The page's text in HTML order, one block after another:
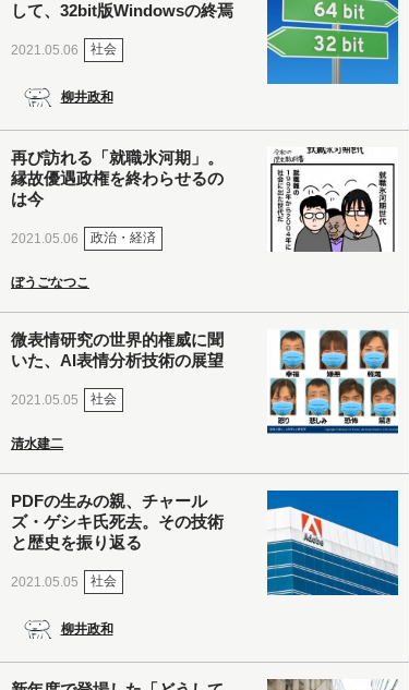
して、32bit版Windowsの終焉
2021.05.06 社会
柳井政和
再び訪れる「就職氷河期」。
縁故優遇政権を終わらせるの
は今
2021.05.06 政治・経済
ぼうごなつこ
微表情研究の世界的権威に聞
いた、AI表情分析技術の展望
2021.05.05 社会
清水建二
PDFの生みの親、チャール
ズ・ゲシキ氏死去。その技術
と歴史を振り返る
2021.05.05 社会
柳井政和